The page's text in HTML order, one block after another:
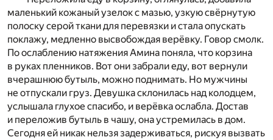
маленький кожаный узелок с мазью, узкую свёрнутую
полоску серой ткани для перевязки и стала опускать
поклажу, медленно высвобождая верёвку. Говор смолк.
По ослаблению натяжения Амина поняла, что корзина
в руках пленников. Вот они забрали еду, вот вернули
вчерашнюю бутыль, можно поднимать. Но мужчины
не отпускали груз. Девушка склонилась над колодцем,
услышала глухое спасибо, и верёвка ослабла. Достав
и переложив бутыль в чашу, она устремилась в дом.
Сегодня ей никак нельзя задерживаться, рискуя вызвать